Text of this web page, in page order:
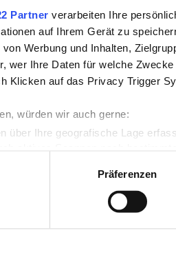
Partner verarbeiten Ihre
auf Ihrem Gerät zu
Werbung und Inhalten,
wer Ihre Daten für welche
Klicken auf das Privacy Trigger
würden wir auch gerne:
über Ihre geografische Lage
um Inhalte und Anzeigen zu
Website zu analysieren.
Präferenzen